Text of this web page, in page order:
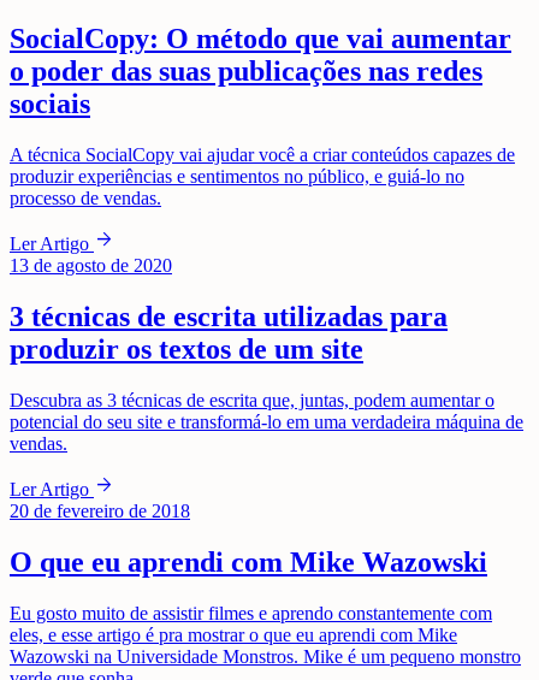
SocialCopy: O método que vai aumentar
o poder das suas publicações nas redes
sociais
A técnica SocialCopy vai ajudar você a criar conteúdos capazes de
produzir experiências e sentimentos no público, e guiá-lo no
processo de vendas.
Ler Artigo arrow_forward
13 de agosto de 2020
3 técnicas de escrita utilizadas para
produzir os textos de um site
Descubra as 3 técnicas de escrita que, juntas, podem aumentar o
potencial do seu site e transformá-lo em uma verdadeira máquina de
vendas.
Ler Artigo arrow_forward
20 de fevereiro de 2018
O que eu aprendi com Mike Wazowski
Eu gosto muito de assistir filmes e aprendo constantemente com
eles, e esse artigo é pra mostrar o que eu aprendi com Mike
Wazowski na Universidade Monstros. Mike é um pequeno monstro